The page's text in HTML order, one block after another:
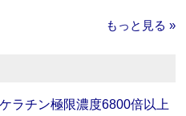
もっと見る »
ケラチン極限濃度6800倍以上